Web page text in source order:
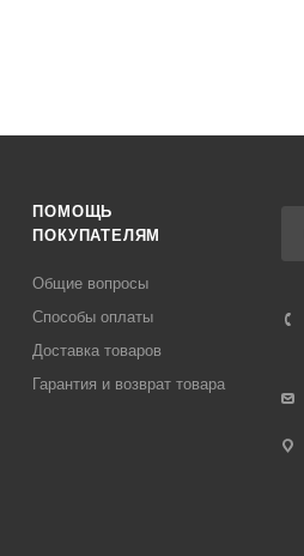
ПОМОЩЬ
ПОКУПАТЕЛЯМ
Общие вопросы
Способы оплаты
Доставка товаров
Гарантия и возврат товара